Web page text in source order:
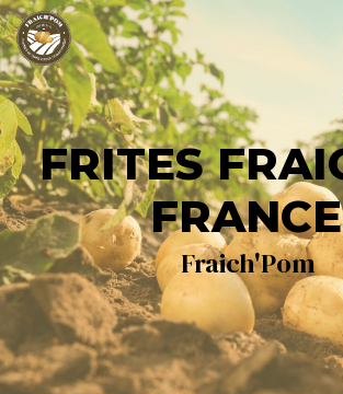
FRITES FRAICHES
FRANCE
Fraich'Pom
Panneau de gestion des cookies